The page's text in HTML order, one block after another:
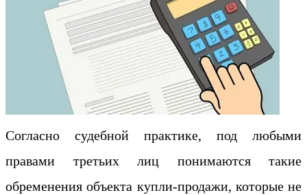
Согласно судебной практике, под любыми
правами третьих лиц понимаются такие
обременения объекта купли-продажи, которые не